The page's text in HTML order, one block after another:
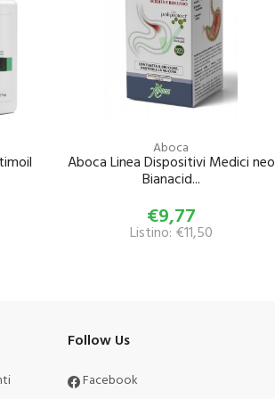
Aboca
Aboca Linea Dispositivi Medici neo
Bianacid...
€9,77
Listino: €11,50
Follow Us
Facebook